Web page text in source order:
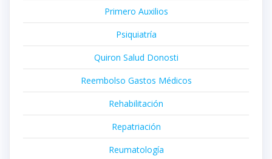
Primero Auxilios
Psiquiatría
Quiron Salud Donosti
Reembolso Gastos Médicos
Rehabilitación
Repatriación
Reumatología